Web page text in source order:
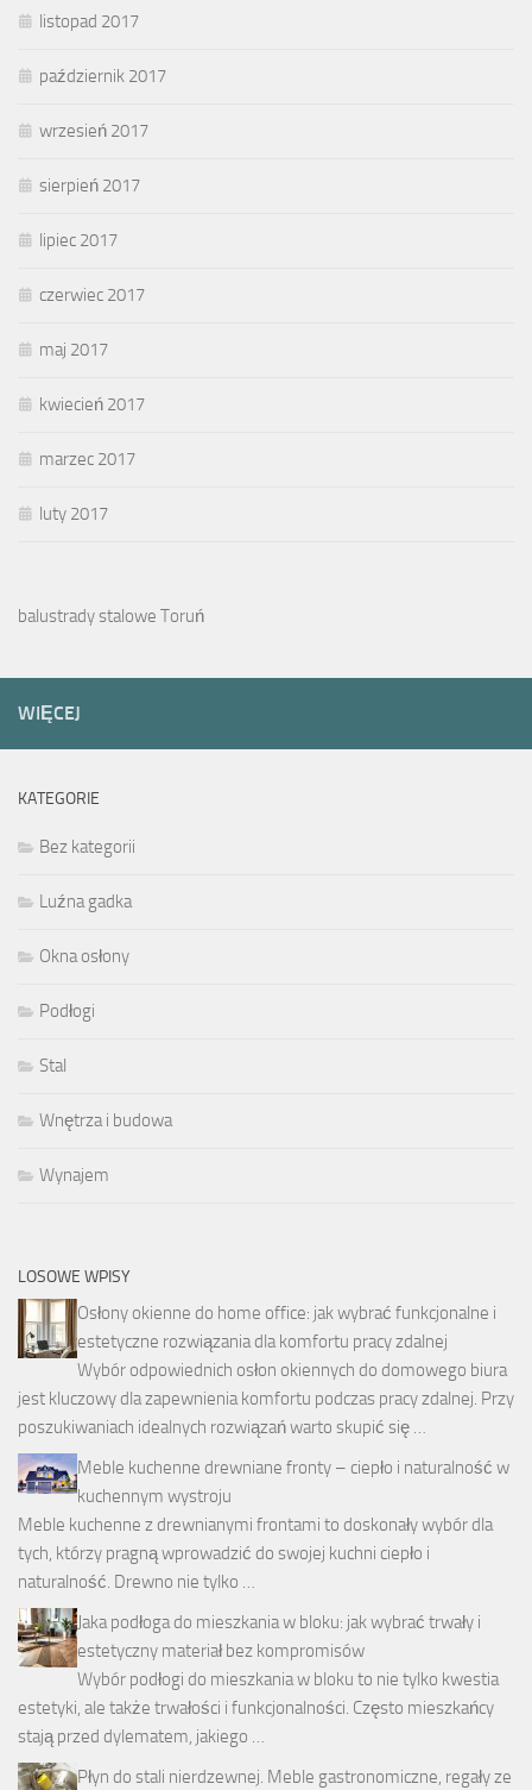
listopad 2017
październik 2017
wrzesień 2017
sierpień 2017
lipiec 2017
czerwiec 2017
maj 2017
kwiecień 2017
marzec 2017
luty 2017
balustrady stalowe Toruń
WIĘCEJ
KATEGORIE
Bez kategorii
Luźna gadka
Okna osłony
Podłogi
Stal
Wnętrza i budowa
Wynajem
LOSOWE WPISY
Osłony okienne do home office: jak wybrać funkcjonalne i
estetyczne rozwiązania dla komfortu pracy zdalnej
Wybór odpowiednich osłon okiennych do domowego biura
jest kluczowy dla zapewnienia komfortu podczas pracy zdalnej. Przy
poszukiwaniach idealnych rozwiązań warto skupić się …
Meble kuchenne drewniane fronty – ciepło i naturalność w
kuchennym wystroju
Meble kuchenne z drewnianymi frontami to doskonały wybór dla
tych, którzy pragną wprowadzić do swojej kuchni ciepło i
naturalność. Drewno nie tylko …
Jaka podłoga do mieszkania w bloku: jak wybrać trwały i
estetyczny materiał bez kompromisów
Wybór podłogi do mieszkania w bloku to nie tylko kwestia
estetyki, ale także trwałości i funkcjonalności. Często mieszkańcy
stają przed dylematem, jakiego …
Płyn do stali nierdzewnej. Meble gastronomiczne, regały ze